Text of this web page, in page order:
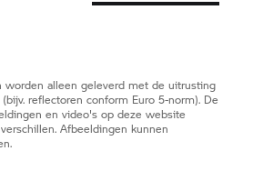
worden alleen geleverd met de uitrusting
reflectoren conform Euro 5-norm). De
en video's op deze website
Afbeeldingen kunnen